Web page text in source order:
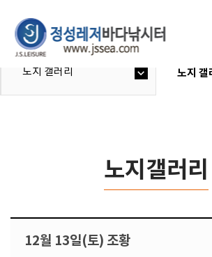
노지 갤러리 노지 갤
노지갤러리
12월 13일(토) 조황